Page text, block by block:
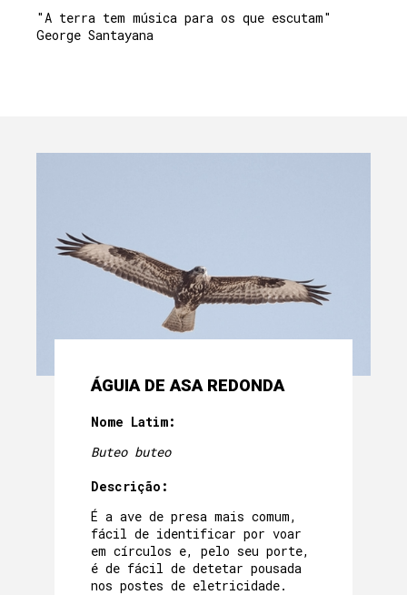
"A terra tem música para os que escutam"
George Santayana
ÁGUIA DE ASA REDONDA
Nome Latim:
Buteo buteo
Descrição:
É a ave de presa mais comum,
fácil de identificar por voar
em círculos e, pelo seu porte,
é de fácil de detetar pousada
nos postes de eletricidade.